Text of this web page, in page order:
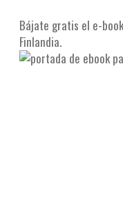
Bájate gratis el e-
Finlandia.